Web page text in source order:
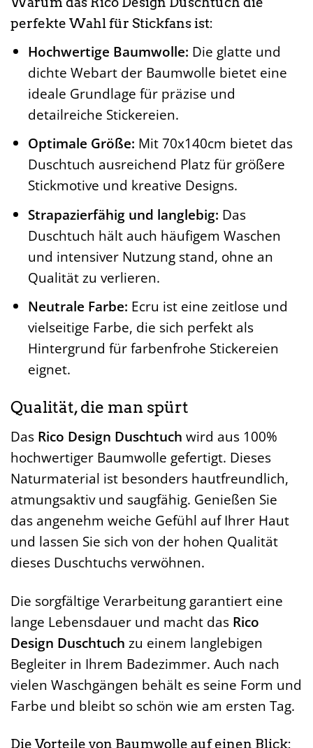
perfekte Wahl für Stickfans ist:
Hochwertige Baumwolle: Die glatte und
dichte Webart der Baumwolle bietet eine
ideale Grundlage für präzise und
detailreiche Stickereien.
Optimale Größe: Mit 70x140cm bietet das
Duschtuch ausreichend Platz für größere
Stickmotive und kreative Designs.
Strapazierfähig und langlebig: Das
Duschtuch hält auch häufigem Waschen
und intensiver Nutzung stand, ohne an
Qualität zu verlieren.
Neutrale Farbe: Ecru ist eine zeitlose und
vielseitige Farbe, die sich perfekt als
Hintergrund für farbenfrohe Stickereien
eignet.
Qualität, die man spürt
Das Rico Design Duschtuch wird aus 100%
hochwertiger Baumwolle gefertigt. Dieses
Naturmaterial ist besonders hautfreundlich,
atmungsaktiv und saugfähig. Genießen Sie
das angenehm weiche Gefühl auf Ihrer Haut
und lassen Sie sich von der hohen Qualität
dieses Duschtuchs verwöhnen.
Die sorgfältige Verarbeitung garantiert eine
lange Lebensdauer und macht das Rico
Design Duschtuch zu einem langlebigen
Begleiter in Ihrem Badezimmer. Auch nach
vielen Waschgängen behält es seine Form und
Farbe und bleibt so schön wie am ersten Tag.
Die Vorteile von Baumwolle auf einen Blick: